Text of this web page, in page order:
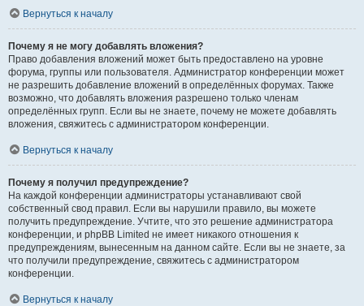
Вернуться к началу
Почему я не могу добавлять вложения?
Право добавления вложений может быть предоставлено на уровне
форума, группы или пользователя. Администратор конференции может
не разрешить добавление вложений в определённых форумах. Также
возможно, что добавлять вложения разрешено только членам
определённых групп. Если вы не знаете, почему не можете добавлять
вложения, свяжитесь с администратором конференции.
Вернуться к началу
Почему я получил предупреждение?
На каждой конференции администраторы устанавливают свой
собственный свод правил. Если вы нарушили правило, вы можете
получить предупреждение. Учтите, что это решение администратора
конференции, и phpBB Limited не имеет никакого отношения к
предупреждениям, вынесенным на данном сайте. Если вы не знаете, за
что получили предупреждение, свяжитесь с администратором
конференции.
Вернуться к началу